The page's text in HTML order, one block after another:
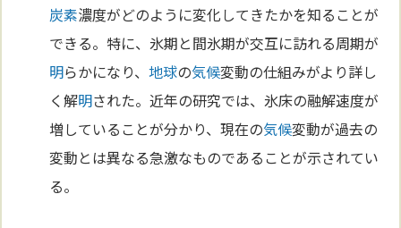
炭素濃度がどのように変化してきたかを知ることが
できる。特に、氷期と間氷期が交互に訪れる周期が
明らかになり、地球の気候変動の仕組みがより詳し
く解明された。近年の研究では、氷床の融解速度が
増していることが分かり、現在の気候変動が過去の
変動とは異なる急激なものであることが示されてい
る。